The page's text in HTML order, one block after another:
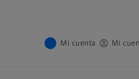
Mi cuenta Mi